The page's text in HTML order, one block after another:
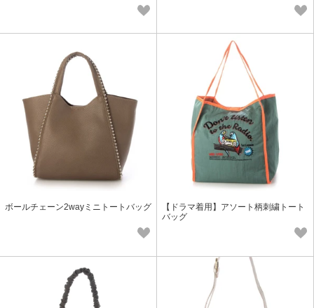
ボールチェーン2wayミニトートバッグ
【ドラマ着用】アソート柄刺繍トート
バッグ